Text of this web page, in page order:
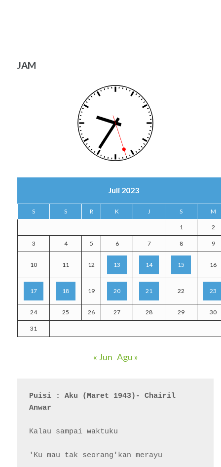
JAM
Juli 2023
S S R K J S M
1 2
3 4 5 6 7 8 9
10 11 12 13 14 15 16
17 18 19 20 21 22 23
24 25 26 27 28 29 30
31
« Jun Agu »
Puisi : Aku (Maret 1943)- Chairil
Anwar
Kalau sampai waktuku
'Ku mau tak seorang'kan merayu